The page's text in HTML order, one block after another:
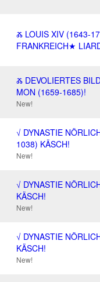
Ⰶ LOUIS XIV (1643-
FRANKREICH★
Ⰶ DEVOLIERTES
MON (1659-1685)!
New!
√ DYNASTIE
1038) KÄSCH!
New!
√ DYNASTIE
KÄSCH!
New!
√ DYNASTIE
KÄSCH!
New!